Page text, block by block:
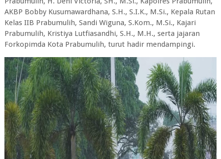
AKBP Bobby Kusumawardhana, S.H., S.I.K., M.Si., Kepala Rutan
Kelas IIB Prabumulih, Sandi Wiguna, S.Kom., M.Si., Kajari
Prabumulih, Kristiya Lutfiasandhi, S.H., M.H., serta jajaran
Forkopimda Kota Prabumulih, turut hadir mendampingi.